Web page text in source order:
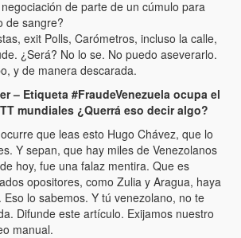
de parte de un cúmulo para
de sangre?
exit Polls, Carómetros, incluso la calle,
¿Será? No lo se. No puedo aseverarlo.
y de manera descarada.
– Etiqueta #FraudeVenezuela ocupa el
mundiales ¿Querrá eso decir algo?
que leas esto Hugo Chávez, que lo
Y sepan, que hay miles de Venezolanos
hoy, fue una falaz mentira. Que es
opositores, como Zulia y Aragua, haya
lo sabemos. Y tú venezolano, no te
Difunde este artículo. Exijamos nuestro
manual.